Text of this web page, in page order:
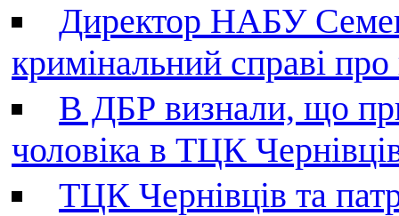
Директор НАБУ
кримінальний справі
В ДБР визнали, що
чоловіка в ТЦК Чернівців
ТЦК Чернівців та